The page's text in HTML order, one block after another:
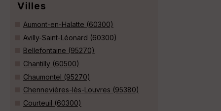
Villes
Aumont-en-Halatte (60300)
Avilly-Saint-Léonard (60300)
Bellefontaine (95270)
Chantilly (60500)
Chaumontel (95270)
Chennevières-lès-Louvres (95380)
Courteuil (60300)